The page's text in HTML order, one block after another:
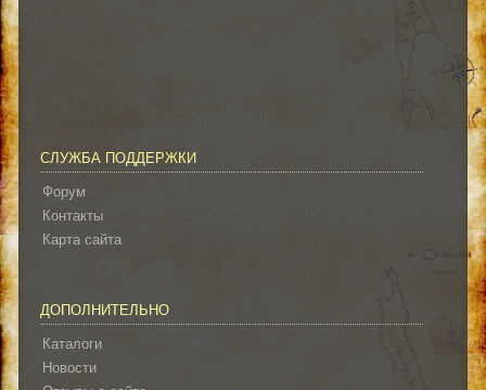
СЛУЖБА ПОДДЕРЖКИ
Форум
Контакты
Карта сайта
ДОПОЛНИТЕЛЬНО
Каталоги
Новости